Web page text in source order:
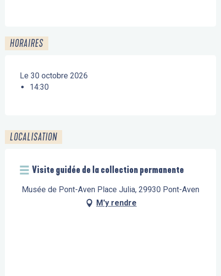
HORAIRES
Le 30 octobre 2026
14:30
LOCALISATION
Visite guidée de la collection permanente
Musée de Pont-Aven Place Julia, 29930 Pont-Aven
M'y rendre